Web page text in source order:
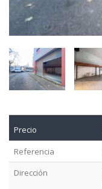
Precio
Referencia
Dirección